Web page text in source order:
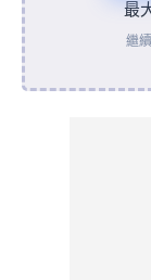
最
繼